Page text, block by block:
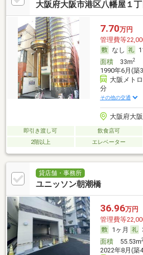
大阪府大阪市港区八幡屋１丁
7.70万円
管理費等
なし
面積33m2
1990年6月(築
大阪メト
分
その他の交通
大阪府大
即引き渡し可 飲食店可
2階以上
エレベーター
貸店舗・事務所
ユニッソン朝潮橋
36.96万円
管理費等
1ヶ月
面積55.53m2
2022年8月(築